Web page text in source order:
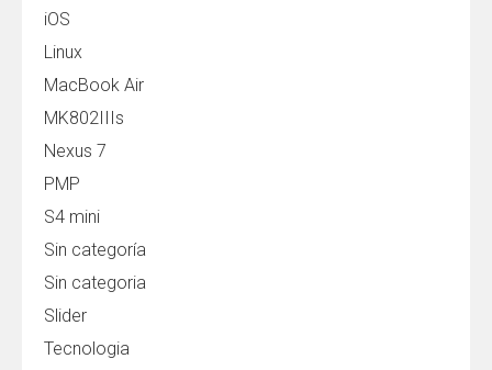
iOS
Linux
MacBook Air
MK802IIIs
Nexus 7
PMP
S4 mini
Sin categoría
Sin categoria
Slider
Tecnologia